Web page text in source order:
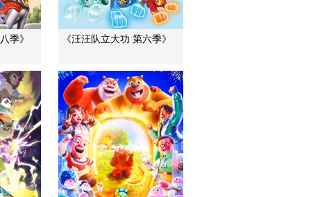
季》 《汪汪队立大功 第六季》